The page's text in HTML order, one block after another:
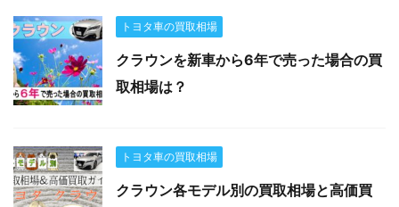
トヨタ車の買取相場
クラウンを新車から6年で売った場合の買
取相場は？
トヨタ車の買取相場
クラウン各モデル別の買取相場と高価買